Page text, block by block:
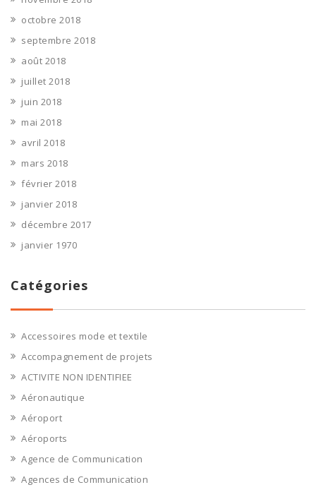
octobre 2018
septembre 2018
août 2018
juillet 2018
juin 2018
mai 2018
avril 2018
mars 2018
février 2018
janvier 2018
décembre 2017
janvier 1970
Catégories
Accessoires mode et textile
Accompagnement de projets
ACTIVITE NON IDENTIFIEE
Aéronautique
Aéroport
Aéroports
Agence de Communication
Agences de Communication